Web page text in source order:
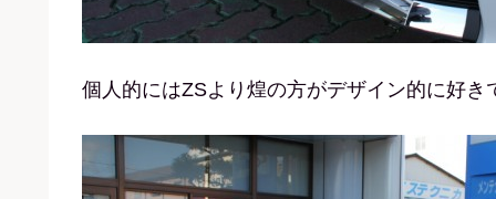
個人的にはZSより煌の方がデザイン的に好き